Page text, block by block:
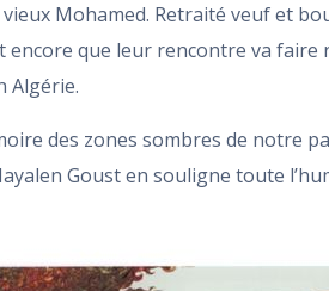
Mohamed. Retraité veuf et
que leur rencontre va faire
Algérie.
des zones sombres de notre
Goust en souligne toute